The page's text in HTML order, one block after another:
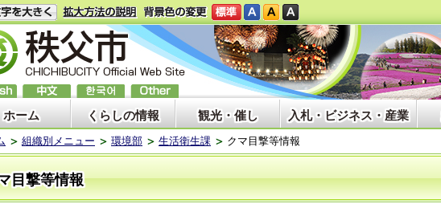
ホーム くらしの情報 観光・催し 入札・ビジネス・産業
組織別メニュー 環境部 生活衛生課 クマ目撃等情報
目撃等情報